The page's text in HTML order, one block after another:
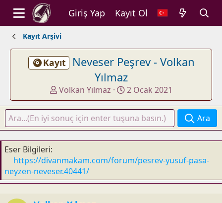
Giriş Yap Kayıt Ol
Kayıt Arşivi
Kayıt
Neveser Peşrev - Volkan
Yılmaz
K
o
n
u
y
u
a
ş
Volkan Yılmaz
B
a
ş
l
a
n
ı
2 Ocak 2021
Ara
Eser Bilgileri
https://divanmakam.com/forum/pesrev-yusuf-pasa-
neyzen-neveser.40441/